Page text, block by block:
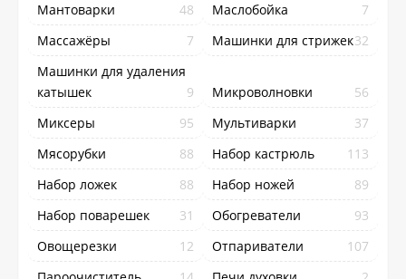
Мантоварки
48 Маслобойка
7
Массажёры
7 Машинки для стрижек32
Машинки для удаления
катышек
9 Микроволновки
56
Миксеры
95 Мультиварки
37
Мясорубки
88 Набор кастрюль
113
Набор ложек
88 Набор ножей
89
Набор поварешек
31 Обогреватели
93
Овощерезки
12 Отпариватели
107